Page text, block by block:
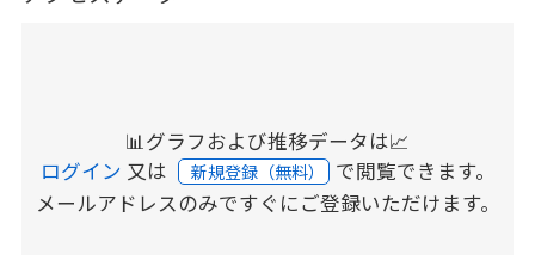
📊グラフおよび推移データは📈
ログイン 又は 新規登録（無料） で閲覧できます。
メールアドレスのみですぐにご登録いただけます。